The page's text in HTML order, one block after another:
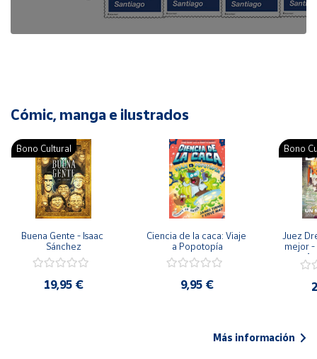
Cómic, manga e ilustrados
Bono Cultural
Buena Gente - Isaac
Sánchez
19,95 €
Ciencia de la caca: Viaje
a Popotopía
9,95 €
Bono
Juez
mejor -
Más información